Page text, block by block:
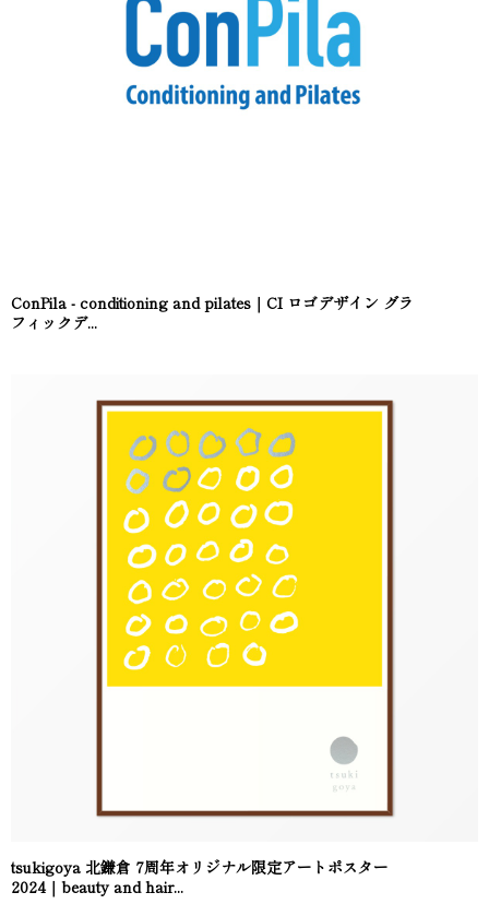
ConPila - conditioning and pilates｜CI ロゴデザイン グラ
フィックデ...
tsukigoya 北鎌倉 7周年オリジナル限定アートポスター
2024｜beauty and hair...